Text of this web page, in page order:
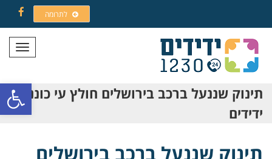
פתח
לתרומה
תפריט
תינוק שננעל ברכב בירושלים חולץ עי כונני
ידידים
תינוק שננעל ברכב בירושלים